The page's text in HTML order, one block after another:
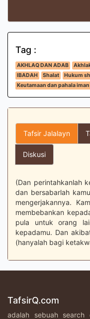
Tag :
AKHLAQ DAN ADAB
IBADAH
Shalat Hukum
Keutamaan dan pahala iman
Tafsir Jalalayn
Diskusi
(Dan perintahkanlah
dan bersabarlah
mengerjakannya.
membebankan
pula untuk orang
kepadamu. Dan
(hanyalah bagi
TafsirQ.com
adalah sebuah search